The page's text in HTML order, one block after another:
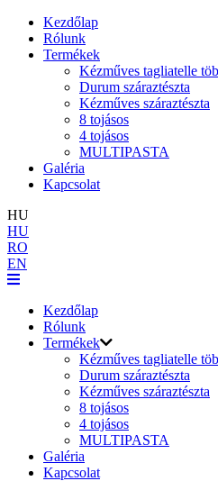
Kezdőlap
Rólunk
Termékek
Kézműves tagliatelle
Durum száraztészta
Kézműves száraztészta
8 tojásos
4 tojásos
MULTIPASTA
Galéria
Kapcsolat
HU
HU
RO
EN
Kezdőlap
Rólunk
Termékek
Kézműves tagliatelle
Durum száraztészta
Kézműves száraztészta
8 tojásos
4 tojásos
MULTIPASTA
Galéria
Kapcsolat